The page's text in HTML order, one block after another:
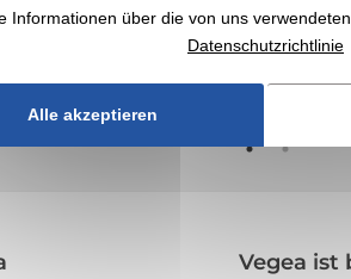
€ exkl. MwSt. Ab
Ohne
Vegea ist
Informationen über die von uns
Datenschutzrichtlinie
Alle akzeptieren